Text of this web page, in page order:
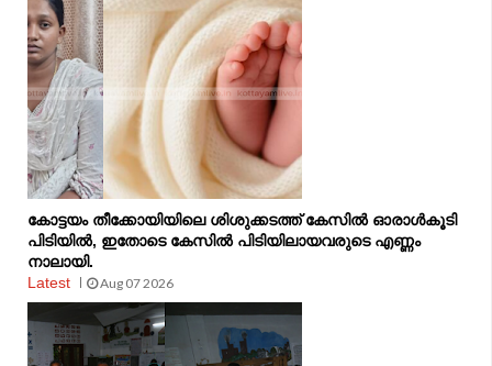
കോട്ടയം തീക്കോയിയിലെ ശിശുക്കടത്ത് കേസിൽ ഓരാൾകൂടി
പിടിയിൽ, ഇതോടെ കേസിൽ പിടിയിലായവരുടെ എണ്ണം
നാലായി.
Latest
Aug 07 2026